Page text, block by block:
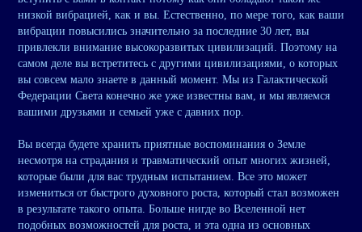
низкой вибрацией, как и вы. Естественно, по мере того, как ваши
вибрации повысились значительно за последние 30 лет, вы
привлекли внимание высокоразвитых цивилизаций. Поэтому на
самом деле вы встретитесь с другими цивилизациями, о которых
вы совсем мало знаете в данный момент. Мы из Галактической
Федерации Света конечно же уже известны вам, и мы являемся
вашими друзьями и семьей уже с давних пор.
Вы всегда будете хранить приятные воспоминания о Земле
несмотря на страдания и травматический опыт многих жизней,
которые были для вас трудным испытанием. Все это может
измениться от быстрого духовного роста, который стал возможен
в результате такого опыта. Больше нигде во Вселенной нет
подобных возможностей для роста, и эта одна из основных